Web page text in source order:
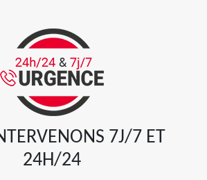
7J/7 ET
24H/24